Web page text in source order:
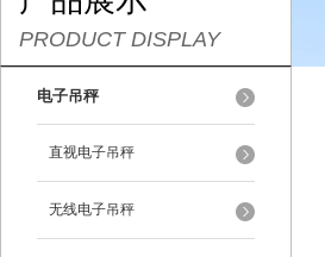
PRODUCT DISPLAY
电子吊秤
直视电子吊秤
无线电子吊秤